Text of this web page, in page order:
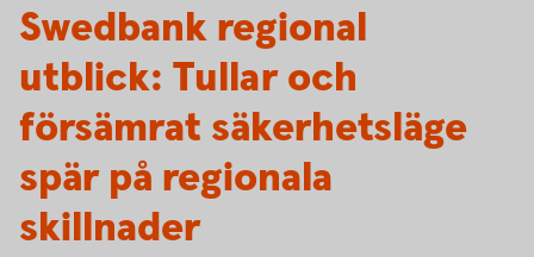
Swedbank regional
utblick: Tullar och
försämrat säkerhetsläge
spär på regionala
skillnader